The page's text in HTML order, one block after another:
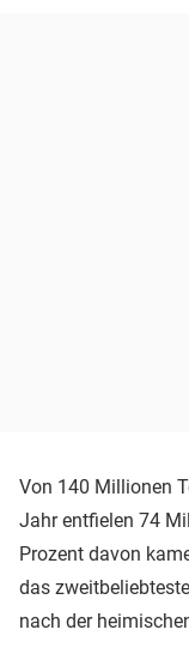
Von 140 Millionen
Jahr entfielen 74
Prozent davon
das
nach der